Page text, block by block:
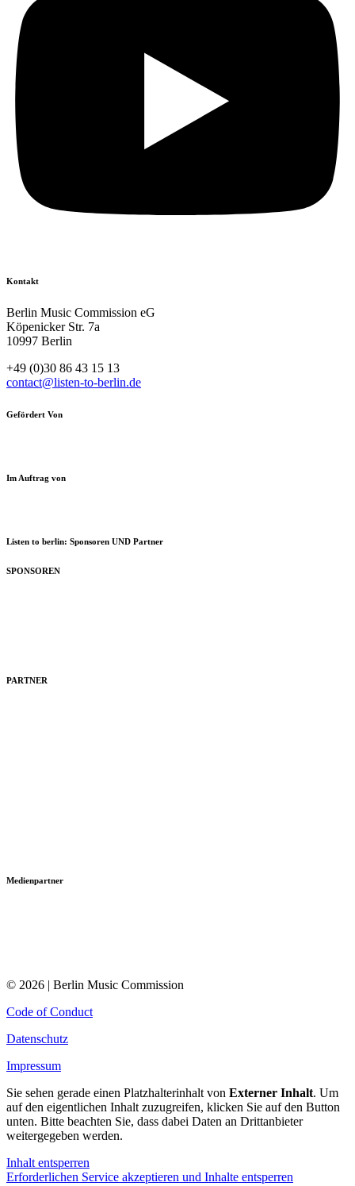
Kontakt
Berlin Music Commission eG
Köpenicker Str. 7a
10997 Berlin
+49 (0)30 86 43 15 13
contact@listen-to-berlin.de
Gefördert Von
Im Auftrag von
Listen to berlin: Sponsoren UND Partner
SPONSOREN
PARTNER
Medienpartner
© 2026 | Berlin Music Commission
Code of Conduct
Datenschutz
Impressum
Sie sehen gerade einen Platzhalterinhalt von Externer Inhalt. Um
auf den eigentlichen Inhalt zuzugreifen, klicken Sie auf den Button
unten. Bitte beachten Sie, dass dabei Daten an Drittanbieter
weitergegeben werden.
Inhalt entsperren
Erforderlichen Service akzeptieren und Inhalte entsperren